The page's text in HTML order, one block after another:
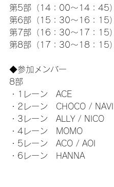
第5部（14：00～14：45）
第6部（15：30～16：15）
第7部（16：30～17：15）
第8部（17：30～18：15）
◆参加メンバー
8部
・1レーン　ACE
・2レーン　CHOCO / NAVI
・3レーン　ALLY / NICO
・4レーン　MOMO
・5レーン　ACO / AOI
・6レーン　HANNA